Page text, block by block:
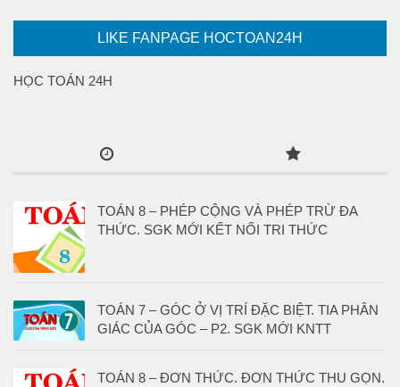
LIKE FANPAGE HOCTOAN24H
HỌC TOÁN 24H
TOÁN 8 – PHÉP CỘNG VÀ PHÉP TRỪ ĐA
THỨC. SGK MỚI KẾT NỐI TRI THỨC
TOÁN 7 – GÓC Ở VỊ TRÍ ĐẶC BIỆT. TIA PHÂN
GIÁC CỦA GÓC – P2. SGK MỚI KNTT
TOÁN 8 – ĐƠN THỨC. ĐƠN THỨC THU GỌN.